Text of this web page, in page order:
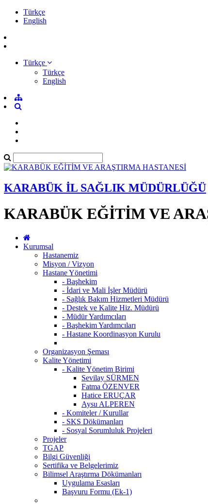
Türkçe
English
Türkçe
Türkçe
English
KARABÜK İL SAĞLIK MÜDÜRLÜĞÜ
KARABÜK EĞİTİM VE
Kurumsal
Hastanemiz
Misyon / Vizyon
Hastane Yönetimi
- Başhekim
- İdari ve Mali İşler Müdürü
- Sağlık Bakım Hizmetleri Müdürü
- Destek ve Kalite Hiz. Müdürü
- Müdür Yardımcıları
- Başhekim Yardımcıları
- Hastane Koordinasyon Kurulu
Organizasyon Şeması
Kalite Yönetimi
- Kalite Yönetim Birimi
Sevilay SÜRMEN
Fatma ÖZENVER
Hatice ERUÇAR
Aysu ALPEREN
- Komiteler / Kurullar
- SKS Dökümanları
- Sosyal Sorumluluk Projeleri
Projeler
TGAP
Bilgi Güvenliği
Sertifika ve Belgelerimiz
Bilimsel Araştırma Dökümanları
Uygulama Esasları
Başvuru Formu (Ek-1)